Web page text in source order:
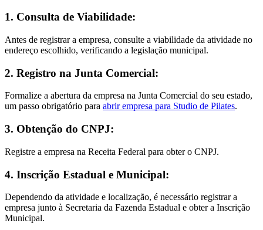
1. Consulta de Viabilidade:
Antes de registrar a empresa, consulte a viabilidade da atividade no
endereço escolhido, verificando a legislação municipal.
2. Registro na Junta Comercial:
Formalize a abertura da empresa na Junta Comercial do seu estado,
um passo obrigatório para abrir empresa para Studio de Pilates.
3. Obtenção do CNPJ:
Registre a empresa na Receita Federal para obter o CNPJ.
4. Inscrição Estadual e Municipal:
Dependendo da atividade e localização, é necessário registrar a
empresa junto à Secretaria da Fazenda Estadual e obter a Inscrição
Municipal.